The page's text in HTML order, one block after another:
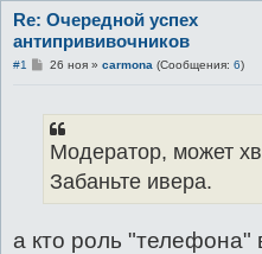
Re: Очередной успех
антипрививочников
#1
С
щ
е
н
и
е
26 ноя» carmona (Сообщения: 6)
Модератор, может
Забаньте ивера.
а кто роль "телефона"